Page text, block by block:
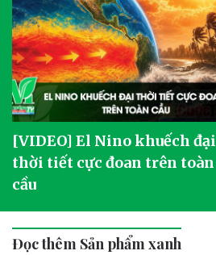
[VIDEO] El Nino khuếch đại
thời tiết cực đoan trên toàn
cầu
Đọc thêm Sản phẩm xanh